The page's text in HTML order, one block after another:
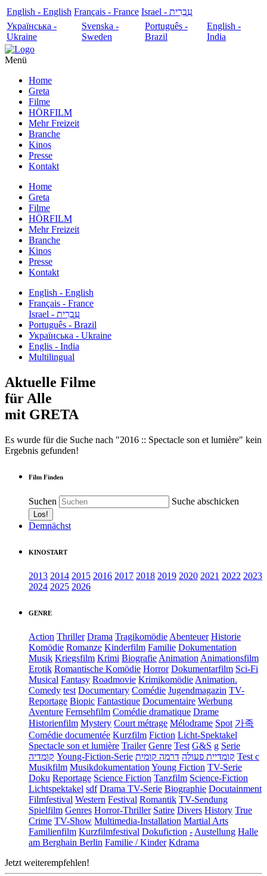
English - English Français - France
עִבְרִית - Israel
Українська -
Ukraine
Svenska -
Sweden
Português -
Brazil
English -
India
Menü
Home
Greta
Filme
HÖRFILM
Mehr Freizeit
Branche
Kinos
Presse
Kontakt
Home
Greta
Filme
HÖRFILM
Mehr Freizeit
Branche
Kinos
Presse
Kontakt
English - English
Français - France
עִבְרִית - Israel
Português - Brazil
Українська - Ukraine
Englis - India
Multilingual
Aktuelle Filme
für Alle
mit GRETA
Es wurde für die Suche nach "2016 :: Spectacle son et lumière" kein
Ergebnis gefunden!
Film Finden
Suchen Suche abschicken
Demnächst
KINOSTART
2013 2014 2015 2016 2017 2018 2019 2020 2021 2022 2023
2024 2025 2026
GENRE
Action Thriller Drama Tragikomödie Abenteuer Historie
Komödie Romanze Kinderfilm Familie Dokumentation
Musik Kriegsfilm Krimi Biografie Animation Animationsfilm
Erotik Romantische Komödie Horror Dokumentarfilm Sci-Fi
Musical Fantasy Roadmovie Krimikomödie Animation.
Comedy test Documentary Comédie Jugendmagazin TV-
Reportage Biopic Fantastique Documentaire Werbung
Aventure Fernsehfilm Comédie dramatique Drame
Historienfilm Mystery Court métrage Mélodrame Spot 가족
Comédie documentée Kurzfilm Fiction Licht-Spektakel
Spectacle son et lumière Trailer Genre Test G&S g Serie
קומדיה Young-Fiction-Serie קומדיית פעולה דרמה קומית
Test c
Musikfilm Musikdokumentation Young Fiction TV-Serie
Doku Reportage Science Fiction Tanzfilm Science-Fiction
Lichtspektakel sdf Drama TV-Serie Biographie Docutainment
Filmfestival Western Festival Romantik TV-Sendung
Spielfilm Genres Horror-Thriller Satire Divers History True
Crime TV-Show Multimedia-Installation Martial Arts
Familienfilm Kurzfilmfestival Dokufiction - Austellung Halle
am Berghain Berlin Familie / Kinder Kdrama
Jetzt weiterempfehlen!